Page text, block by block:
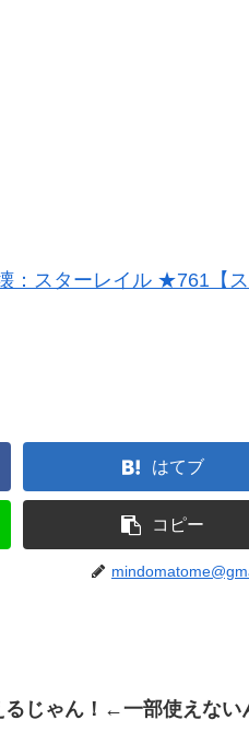
：スターレイル ★761【ス
はてブ
コピー
るじゃん！←一部使えない